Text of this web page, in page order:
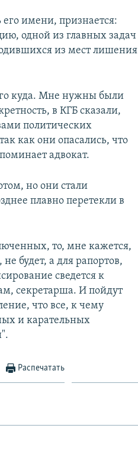
имени, признается:
одной из главных задач
из мест лишения
куда. Мне нужны были
в КГБ сказали,
политических
как они опасались, что
адвокат.
но они стали
плавно перетекли в
то, мне кажется,
будет, а для рапортов,
сведется к
секретарша. И пойдут
что все, к чему
и карательных
Распечатать